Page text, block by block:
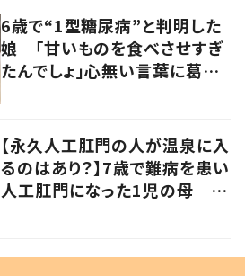
6歳で“1型糖尿病”と判明した
娘 「甘いものを食べさせすぎ
たんでしょ」心無い言葉に葛藤
【永久人工肛門の人が温泉に入
るのはあり？】7歳で難病を患い
人工肛門になった1児の母